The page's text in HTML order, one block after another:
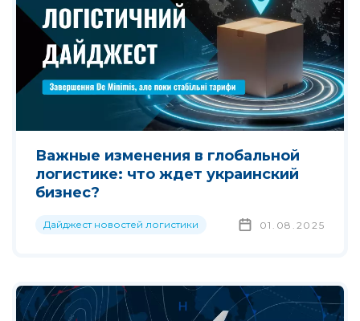
Важные изменения в глобальной
логистике: что ждет украинский
бизнес?
Дайджест новостей логистики 01.08.2025